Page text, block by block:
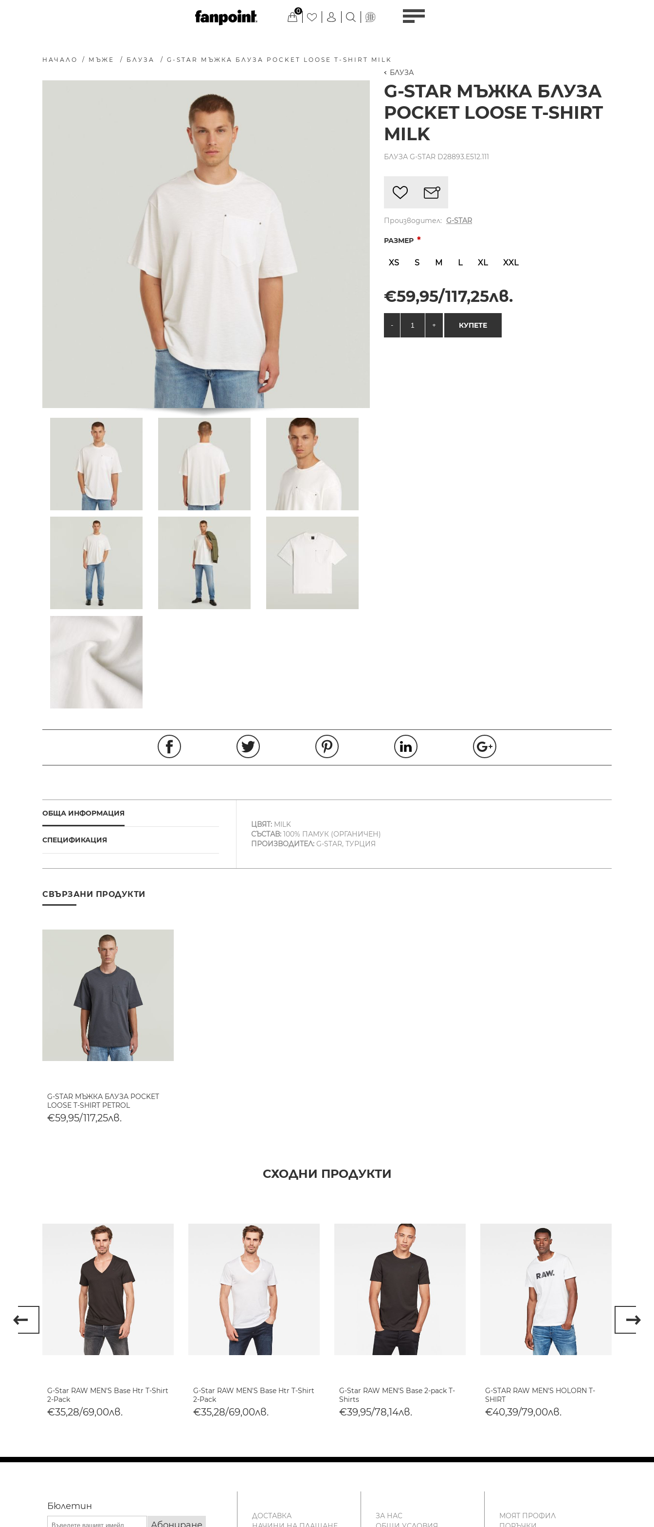
0
НАЧАЛО / МЪЖЕ / БЛУЗА / G-STAR МЪЖКА БЛУЗА POCKET LOOSE T-SHIRT MILK
БЛУЗА
G-STAR МЪЖКА БЛУЗА
POCKET LOOSE T-SHIRT
MILK
БЛУЗА G-STAR D28893.E512.111
Производител: G-STAR
РАЗМЕР *
XS S M L XL XXL
€59,95/117,25лв.
- + КУПЕТЕ
ОБЩА ИНФОРМАЦИЯ
СПЕЦИФИКАЦИЯ
ЦВЯТ:MILK
СЪСТАВ:100% ПАМУК (ОРГАНИЧЕН)
ПРОИЗВОДИТЕЛ:G-STAR, ТУРЦИЯ
СВЪРЗАНИ ПРОДУКТИ
G-STAR МЪЖКА БЛУЗА POCKET
LOOSE T-SHIRT PETROL
€59,95/117,25лв.
СХОДНИ ПРОДУКТИ
G-Star RAW MEN'S Base Htr T-Shirt
2-Pack
€35,28/69,00лв.
G-Star RAW MEN'S Base Htr T-Shirt
2-Pack
€35,28/69,00лв.
G-Star RAW MEN'S Base 2-pack T-
Shirts
€39,95/78,14лв.
G-STAR RAW MEN'S HOLORN T-
SHIRT
€40,39/79,00лв.
Бюлетин
ДОСТАВКА
ЗА НАС
МОЯТ ПРОФИЛ